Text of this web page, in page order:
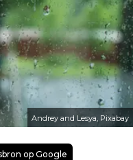
Andrey and Lesya, Pixabay
op Google